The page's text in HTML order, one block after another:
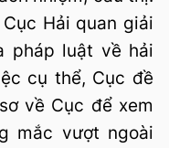
Hải quan giải
pháp luật về hải
cụ thể, Cục đề
về Cục để xem
mắc vượt ngoài